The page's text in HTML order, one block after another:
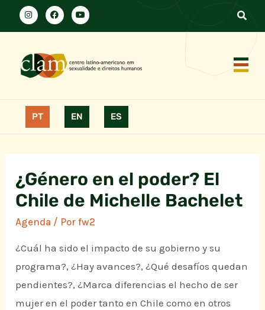
PT EN ES
¿Género en el poder? El
Chile de Michelle Bachelet
Agenda / Porfw2
¿Cuál ha sido el impacto de su gobierno y su
programa?, ¿Hay avances?, ¿Qué desafíos quedan
pendientes?, ¿Marca diferencias el hecho de ser
mujer en el poder tanto en Chile como en otros